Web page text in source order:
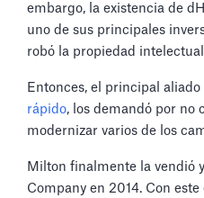
embargo, la existencia de
uno de sus principales
robó la propiedad
Entonces, el principal
rápido, los demandó por no
modernizar varios de los
Milton finalmente la vendió
Company en 2014. Con